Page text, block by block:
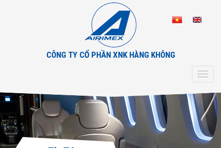
CÔNG TY CỔ PHẦN XNK HÀNG KHÔNG